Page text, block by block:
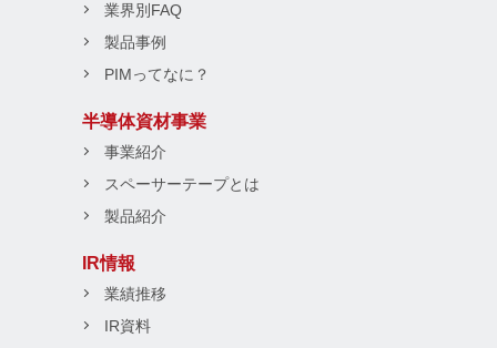
業界別FAQ
製品事例
PIMってなに？
半導体資材事業
事業紹介
スペーサーテープとは
製品紹介
IR情報
業績推移
IR資料